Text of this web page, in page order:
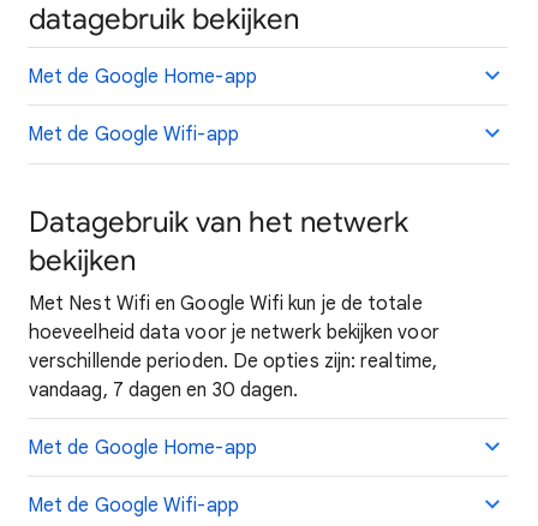
datagebruik bekijken
Met de Google Home-app
Met de Google Wifi-app
Datagebruik van het netwerk
bekijken
Met Nest Wifi en Google Wifi kun je de totale
hoeveelheid data voor je netwerk bekijken voor
verschillende perioden. De opties zijn: realtime,
vandaag, 7 dagen en 30 dagen.
Met de Google Home-app
Met de Google Wifi-app